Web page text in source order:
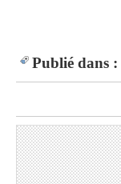
Publié dans :